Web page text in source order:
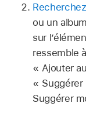
Recherchez
ou un
sur
ressemble à
« Ajouter
«
Suggérer